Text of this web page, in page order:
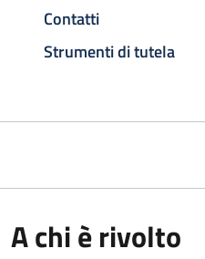
Contatti
Strumenti di tutela
A chi è rivolto